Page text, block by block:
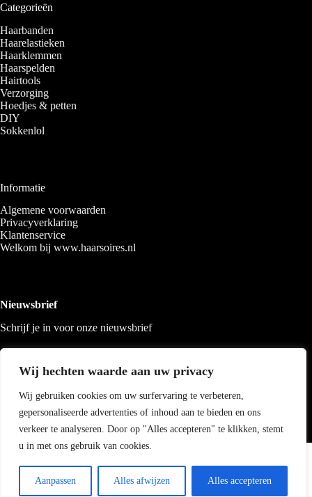
Wij hechten waarde aan uw privacy
Wij gebruiken cookies om uw surfervaring te verbeteren,
gepersonaliseerde advertenties of inhoud aan te bieden en ons
verkeer te analyseren. Door op "Alles accepteren" te klikken, stemt
u in met ons gebruik van cookies.
Aanpassen Alles afwijzen Alles accepteren
Categorieën
Haarbanden
Haarelastieken
Haarklemmen
Haarspelden
Hairtools
Verzorging
Hoedjes & petten
DIY
Sokkenlol
Informatie
Algemene voorwaarden
Privacyverklaring
Klantenservice
Welkom bij www.haarsoires.nl
Nieuwsbrief
Schrijf je in voor onze nieuwsbrief
Copyright 2026 Haarsoires